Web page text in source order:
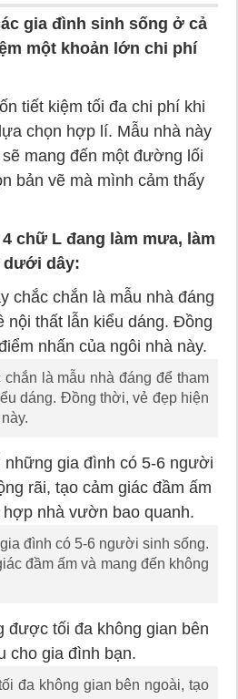
gia đình sinh sống ở cả
một khoản lớn chi phí
tiết kiệm tối đa chi phí khi
chọn hợp lí. Mẫu nhà này
mang đến một đường lối
bản vẽ mà mình cảm thấy
chữ L đang làm mưa, làm
dưới dây:
là mẫu nhà đáng để tham
dáng. Đồng thời, vẻ đẹp hiện
đình có 5-6 người sinh sống.
đầm ấm và mang đến không
đa không gian bên ngoài, tạo